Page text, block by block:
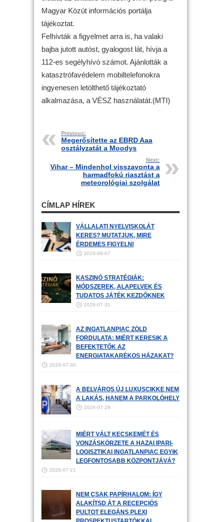
Magyar Közút információs portálja
tájékoztat.
Felhívták a figyelmet arra is, ha valaki
bajba jutott autóst, gyalogost lát, hívja a
112-es segélyhívó számot. Ajánlották a
katasztrófavédelem mobiltelefonokra
ingyenesen letölthető tájékoztató
alkalmazása, a VÉSZ használatát.(MTI)
Previous:
Megerősítette az EBRD Aaa
osztályzatát a Moodys
Next:
Vihar – Mindenhol visszavonta a
harmadfokú riasztást a
meteorológiai szolgálat
CÍMLAP HÍREK
VÁLLALATI NYELVISKOLÁT
KERES? MUTATJUK, MIRE
ÉRDEMES FIGYELNI
2026-08-07
KASZINÓ STRATÉGIÁK:
MÓDSZEREK, ALAPELVEK ÉS
TUDATOS JÁTÉK KEZDŐKNEK
2026-07-31
AZ INGATLANPIAC ZÖLD
FORDULATA: MIÉRT KERESIK A
BEFEKTETŐK AZ
ENERGIATAKARÉKOS HÁZAKAT?
2026-07-30
A BELVÁROS ÚJ LUXUSCIKKE NEM
A LAKÁS, HANEM A PARKOLÓHELY
2026-07-29
MIÉRT VÁLT KECSKEMÉT ÉS
VONZÁSKÖRZETE A HAZAI IPARI-
LOGISZTIKAI INGATLANPIAC EGYIK
LEGFONTOSABB KÖZPONTJÁVÁ?
2026-07-21
NEM CSAK PAPÍRHALOM: ÍGY
ALAKÍTSD ÁT A RECEPCIÓS
PULTOT ELEGÁNS PLEXI